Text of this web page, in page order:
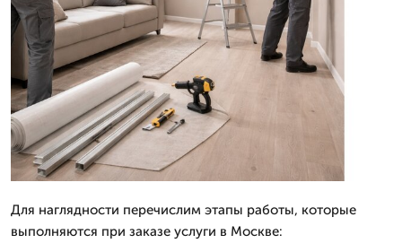
Для наглядности перечислим этапы работы, которые
выполняются при заказе услуги в Москве: